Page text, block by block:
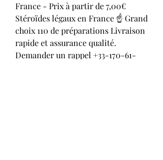
France - Prix à partir de 7,00€
Stéroïdes légaux en France ☝ Grand
choix 110 de préparations Livraison
rapide et assurance qualité.
Demander un rappel +33-170-61-